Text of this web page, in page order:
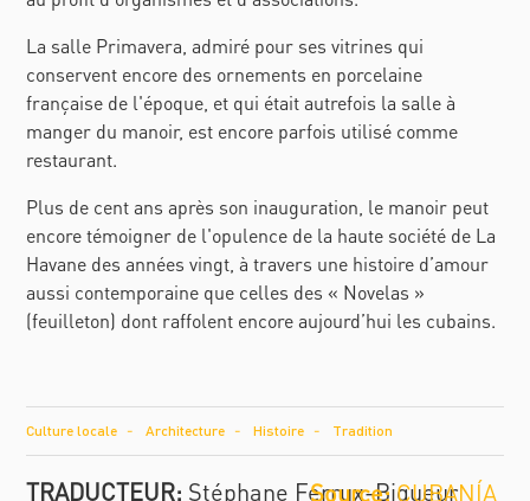
La salle Primavera, admiré pour ses vitrines qui
conservent encore des ornements en porcelaine
française de l'époque, et qui était autrefois la salle à
manger du manoir, est encore parfois utilisé comme
restaurant.
Plus de cent ans après son inauguration, le manoir peut
encore témoigner de l'opulence de la haute société de La
Havane des années vingt, à travers une histoire d’amour
aussi contemporaine que celles des « Novelas »
(feuilleton) dont raffolent encore aujourd’hui les cubains.
Culture locale Architecture Histoire Tradition
TRADUCTEUR: Stéphane Ferrux-Bigueur
CUBANÍA